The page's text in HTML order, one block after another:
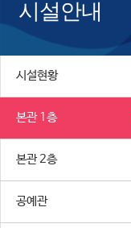
시설안내
시설현황
본관 1층
본관 2층
공예관